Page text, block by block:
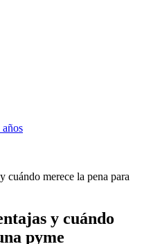
cuándo merece la pena para
y cuándo
pyme